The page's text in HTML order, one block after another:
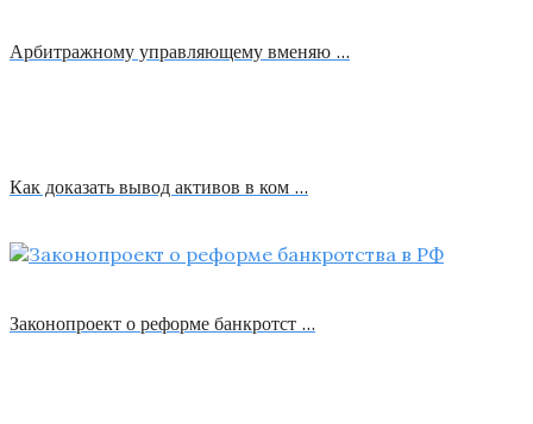
Арбитражному управляющему вменяю …
Как доказать вывод активов в ком …
Законопроект о реформе банкротст …